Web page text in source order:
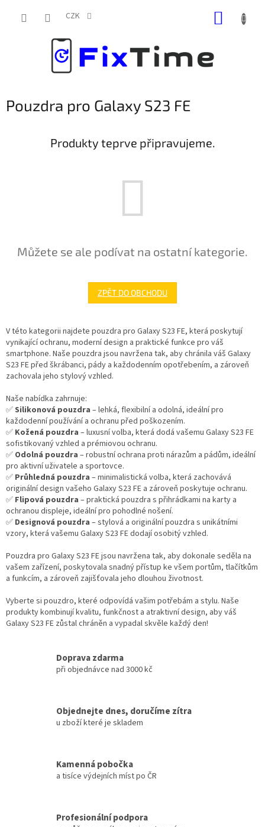
CZK
Pouzdra pro Galaxy S23 FE
Produkty teprve připravujeme.
Můžete se ale podívat na ostatní kategorie.
ZPĚT DO OBCHODU
V této kategorii najdete pouzdra pro Galaxy S23 FE, která poskytují
vynikající ochranu, moderní design a praktické funkce pro váš
smartphone. Naše pouzdra jsou navržena tak, aby chránila váš Galaxy
S23 FE před škrábanci, pády a každodenním opotřebením, a zároveň
zachovala jeho stylový vzhled.
Naše nabídka zahrnuje:
✅Silikonová pouzdra – lehká, flexibilní a odolná, ideální pro
každodenní používání a ochranu před poškozením.
✅ Kožená pouzdra – luxusní volba, která dodá vašemu Galaxy S23 FE
sofistikovaný vzhled a prémiovou ochranu.
✅ Odolná pouzdra – robustní ochrana proti nárazům a pádům, ideální
pro aktivní uživatele a sportovce.
✅ Průhledná pouzdra – minimalistická volba, která zachovává
originální design vašeho Galaxy S23 FE a zároveň poskytuje ochranu.
✅ Flipová pouzdra – praktická pouzdra s přihrádkami na karty a
ochranou displeje, ideální pro pohodlné nošení.
✅ Designová pouzdra – stylová a originální pouzdra s unikátními
vzory, která vašemu Galaxy S23 FE dodají osobitý vzhled.
Pouzdra pro Galaxy S23 FE jsou navržena tak, aby dokonale seděla na
vašem zařízení, poskytovala snadný přístup ke všem portům, tlačítkům
a funkcím, a zároveň zajišťovala jeho dlouhou životnost.
Vyberte si pouzdro, které odpovídá vašim potřebám a stylu. Naše
produkty kombinují kvalitu, funkčnost a atraktivní design, aby váš
Galaxy S23 FE zůstal chráněn a vypadal skvěle každý den!
Doprava zdarma
při objednávce nad 3000 kč
Objednejte dnes, doručíme zítra
u zboží které je skladem
Kamenná pobočka
a tisíce výdejních míst po ČR
Profesionální podpora